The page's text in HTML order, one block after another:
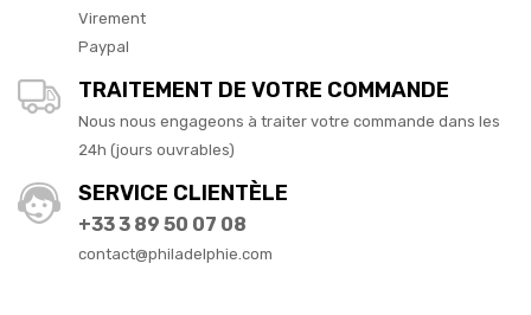
Virement
Paypal
TRAITEMENT DE VOTRE COMMANDE
Nous nous engageons à traiter votre commande dans les
24h (jours ouvrables)
SERVICE CLIENTÈLE
+33 3 89 50 07 08
contact@philadelphie.com